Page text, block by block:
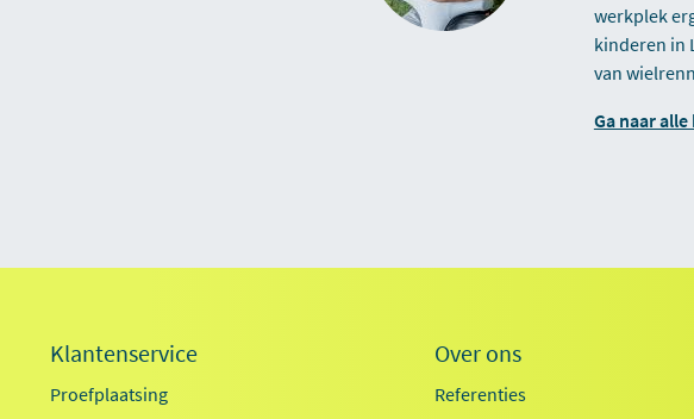
werkplek
kinderen in
van
Ga naar
Klantenservice
Proefplaatsing
Over ons
Referenties